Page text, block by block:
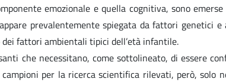
emozionale e quella cognitiva, sono
prevalentemente spiegata da fattori
fattori ambientali tipici dell’età infantile.
che necessitano, come sottolineato, di essere
per la ricerca scientifica rilevati, però,